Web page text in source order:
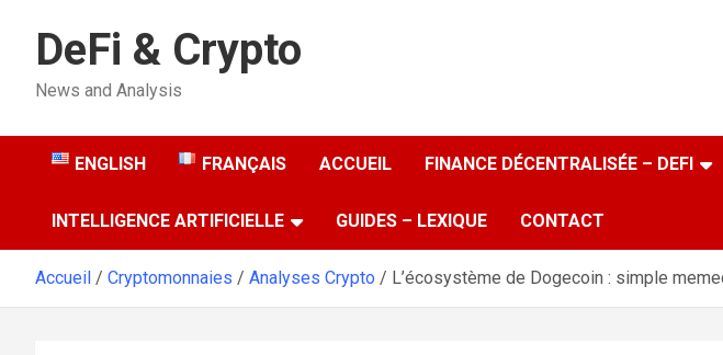
DeFi & Crypto
News and Analysis
ENGLISH FRANÇAIS ACCUEIL FINANCE DÉCENTRALISÉE – DEFI
INTELLIGENCE ARTIFICIELLE GUIDES – LEXIQUE CONTACT
Accueil Cryptomonnaies Analyses Crypto L’écosystème de Dogecoin : simple